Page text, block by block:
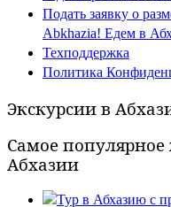
Подать заявку о
Abkhazia! Едем в
Техподдержка
Политика
Экскурсии в
Самое
Абхазии